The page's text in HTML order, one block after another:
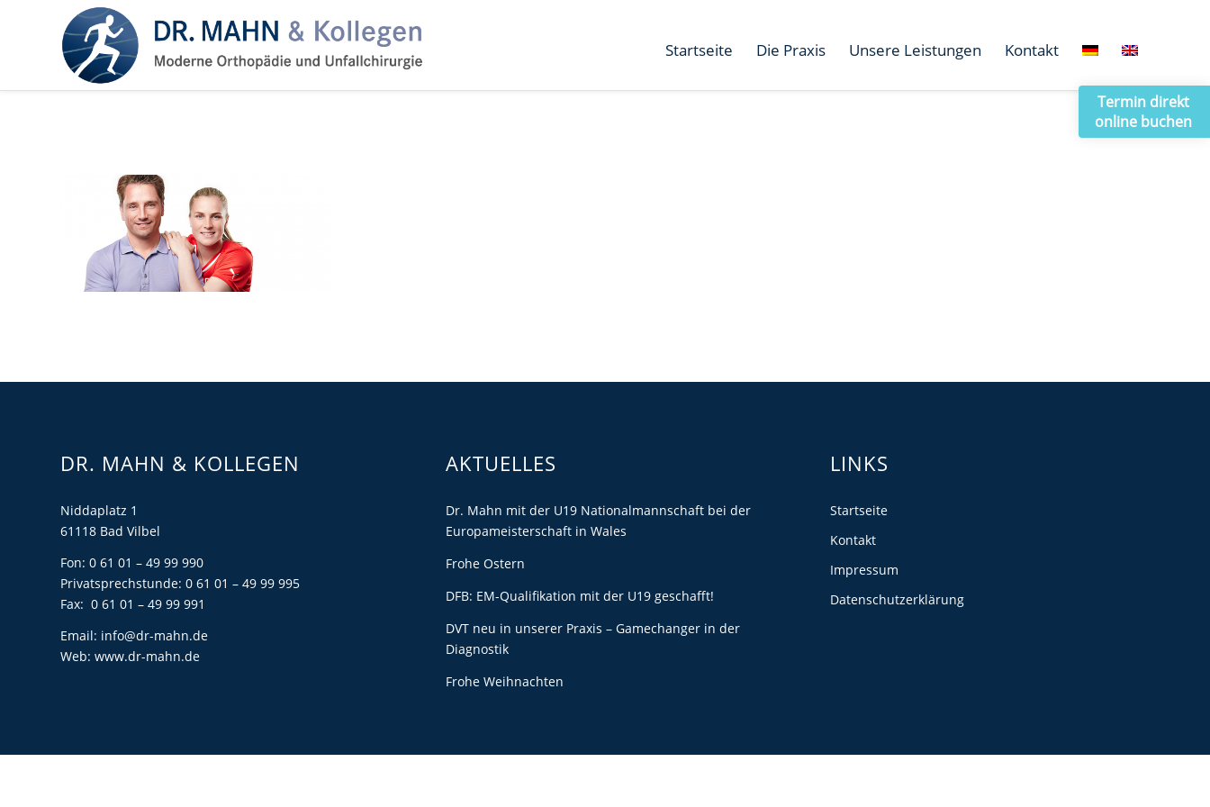
Termin direkt
online buchen
Startseite Die Praxis Unsere Leistungen Kontakt
DR. MAHN & KOLLEGEN
Niddaplatz 1
61118 Bad Vilbel
Fon: 0 61 01 – 49 99 990
Privatsprechstunde: 0 61 01 – 49 99 995
Fax: 0 61 01 – 49 99 991
Email: info@dr-mahn.de
Web: www.dr-mahn.de
AKTUELLES
Dr. Mahn mit der U19 Nationalmannschaft bei der
Europameisterschaft in Wales
Frohe Ostern
DFB: EM-Qualifikation mit der U19 geschafft!
DVT neu in unserer Praxis – Gamechanger in der
Diagnostik
Frohe Weihnachten
LINKS
Startseite
Kontakt
Impressum
Datenschutzerklärung